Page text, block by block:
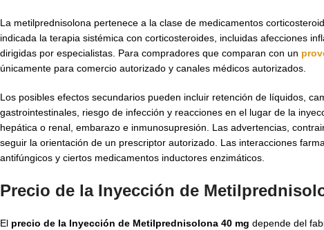
La metilprednisolona pertenece a la clase de medicamentos
indicada la terapia sistémica con corticosteroides, incluidas afecciones
dirigidas por especialistas. Para compradores que comparan con un
únicamente para comercio autorizado y canales médicos autorizados.
Los posibles efectos secundarios pueden incluir retención de líquidos,
gastrointestinales, riesgo de infección y reacciones en el lugar de la
hepática o renal, embarazo e inmunosupresión. Las advertencias,
seguir la orientación de un prescriptor autorizado. Las interacciones
antifúngicos y ciertos medicamentos inductores enzimáticos.
Precio de la Inyección de
El precio de la Inyección de Metilprednisolona 40 mg depende del